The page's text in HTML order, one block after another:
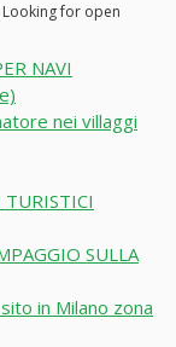
Looking for open
NAVI
nei villaggi
SULLA
in Milano zona